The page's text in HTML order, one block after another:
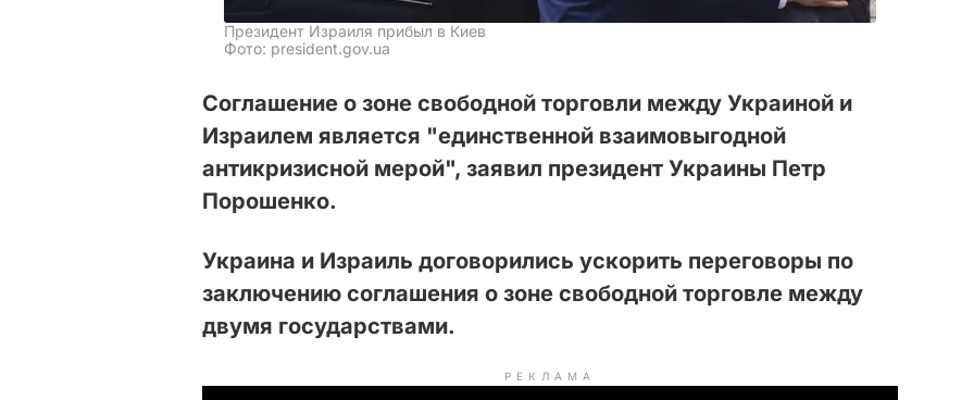
Президент Израиля прибыл в Киев
Фото: president.gov.ua
Соглашение о зоне свободной торговли между Украиной и
Израилем является "единственной взаимовыгодной
антикризисной мерой", заявил президент Украины Петр
Порошенко.
Украина и Израиль договорились ускорить переговоры по
заключению соглашения о зоне свободной торговле между
двумя государствами.
РЕКЛАМА